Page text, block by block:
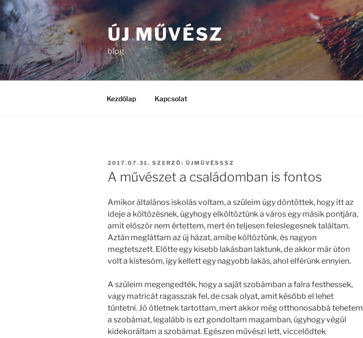
Tartalomhoz
ÚJ MŰVÉSZ
blog
Kezdőlap Kapcsolat
BEKÜLDVE:
2017.07.31. SZERZŐ: ÚJMŰVÉSSSZ
A művészet a családomban is fontos
Amikor általános iskolás voltam, a szüleim úgy döntöttek, hogy itt az
ideje a költözésnek, úgyhogy elköltöztünk a város egy másik pontjára,
amit először nem értettem, mert én teljesen feleslegesnek találtam.
Aztán megláttam az új házat, amibe költöztünk, és nagyon
megtetszett. Előtte egy kisebb lakásban laktunk, de akkor már úton
volt a kistesóm, így kellett egy nagyobb lakás, ahol elférünk ennyien.
A szüleim megengedték, hogy a saját szobámban a falra festhessek,
vagy matricát ragasszak fel, de csak olyat, amit később el lehet
tűntetni. Jó ötletnek tartottam, mert akkor még otthonosabbá tehetem
a szobámat, legalább is ezt gondoltam magamban, úgyhogy végül
kidekoráltam a szobámat. Egészen művészi lett, viccelődtek